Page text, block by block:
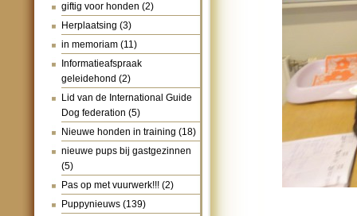
giftig voor honden (2)
Herplaatsing (3)
in memoriam (11)
Informatieafspraak
geleidehond (2)
Lid van de International Guide
Dog federation (5)
Nieuwe honden in training (18)
nieuwe pups bij gastgezinnen
(5)
Pas op met vuurwerk!!! (2)
Puppynieuws (139)